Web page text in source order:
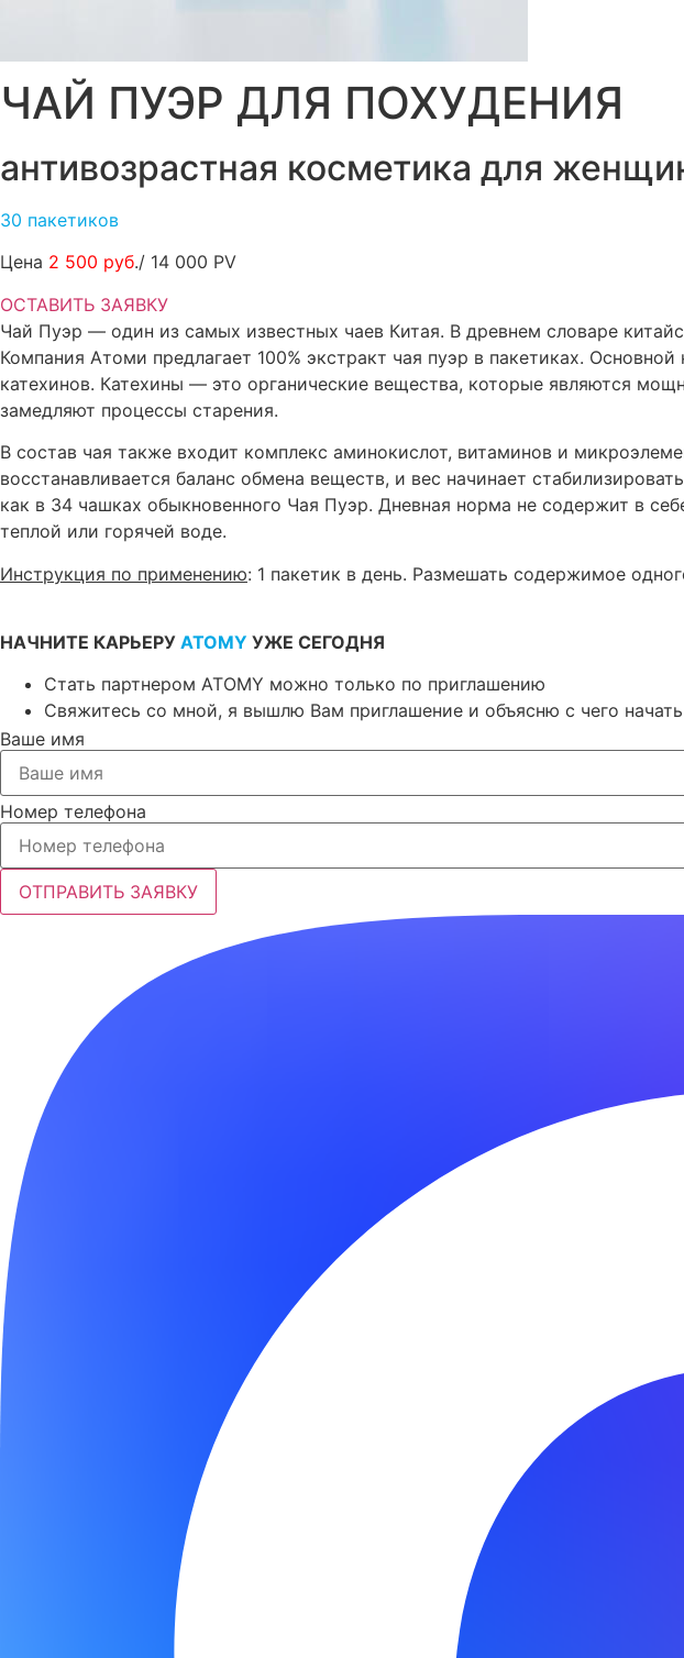
ЧАЙ ПУЭР ДЛЯ ПОХУДЕНИЯ
антивозрастная косметика для
30 пакетиков
Цена 2 500 руб./ 14 000 PV
ОСТАВИТЬ ЗАЯВКУ
Чай Пуэр — один из самых известных чаев Китая. В древнем словаре
Компания Атоми предлагает 100% экстракт чая пуэр в пакетиках.
катехинов. Катехины — это органические вещества, которые являются
замедляют процессы старения.
В состав чая также входит комплекс аминокислот, витаминов и
восстанавливается баланс обмена веществ, и вес начинает
как в 34 чашках обыкновенного Чая Пуэр. Дневная норма не содержит в
теплой или горячей воде.
Инструкция по применению: 1 пакетик в день. Размешать содержимое
НАЧНИТЕ КАРЬЕРУ ATOMY УЖЕ СЕГОДНЯ
Стать партнером ATOMY можно только по приглашению
Свяжитесь со мной, я вышлю Вам приглашение и объясню с чего
Ваше имя
Номер телефона
ОТПРАВИТЬ ЗАЯВКУ